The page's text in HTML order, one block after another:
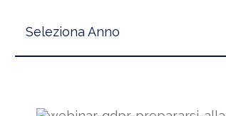
Seleziona Anno